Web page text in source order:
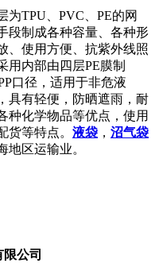
TPU、PVC、PE的网
段制成各种容量、各种形
、使用方便、抗紫外线照
用内部由四层PE膜制
口径，适用于非危液
具有轻便，防晒遮雨，耐
种化学物品等优点，使用
货等特点。 液袋 ， 沼气袋
地区运输业。
公司